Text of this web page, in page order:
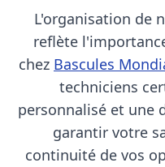
L'organisation de
reflète
chez Bascules
techniciens
personnalisé et une
garantir votre
continuité de vos